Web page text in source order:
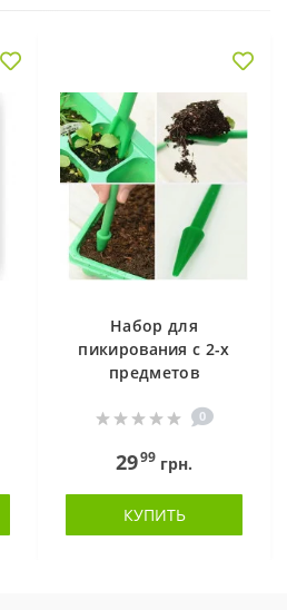
Набор для
пикирования с 2-х
предметов
0
2999 грн.
КУПИТЬ